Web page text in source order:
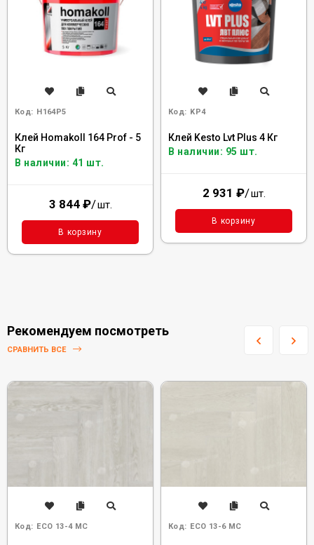
Код: H164P5
Клей Homakoll 164 Prof - 5
Кг
В наличии: 41 шт.
3 844 ₽/шт.
В корзину
Код: KP4
Клей Kesto Lvt Plus 4 Кг
В наличии: 95 шт.
2 931 ₽/шт.
В корзину
Рекомендуем посмотреть
СРАВНИТЬ ВСЕ
Код: ECO 13-4 MC Код: ECO 13-6 MC